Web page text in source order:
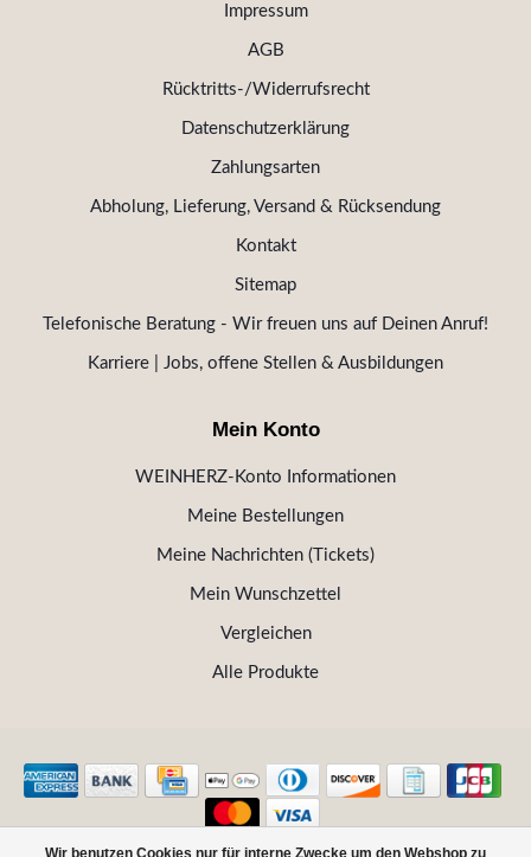
Wir benutzen Cookies nur für interne Zwecke um den Webshop zu
Impressum
AGB
Rücktritts-/Widerrufsrecht
Datenschutzerklärung
Zahlungsarten
Abholung, Lieferung, Versand & Rücksendung
Kontakt
Sitemap
Telefonische Beratung - Wir freuen uns auf Deinen Anruf!
Karriere | Jobs, offene Stellen & Ausbildungen
Mein Konto
WEINHERZ-Konto Informationen
Meine Bestellungen
Meine Nachrichten (Tickets)
Mein Wunschzettel
Vergleichen
Alle Produkte